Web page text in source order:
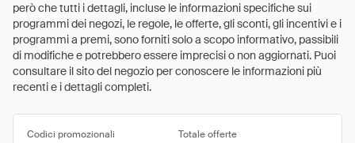
però che tutti i dettagli, incluse le informazioni specifiche sui
programmi dei negozi, le regole, le offerte, gli sconti, gli incentivi e i
programmi a premi, sono forniti solo a scopo informativo, passibili
di modifiche e potrebbero essere imprecisi o non aggiornati. Puoi
consultare il sito del negozio per conoscere le informazioni più
recenti e i dettagli completi.
Codici promozionali Totale offerte